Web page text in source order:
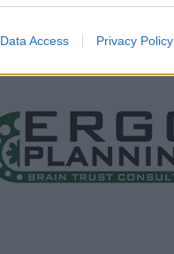
Data Access Privacy Policy